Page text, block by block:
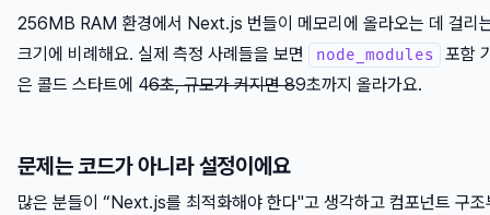
256MB RAM 환경에서 Next.js 번들이 메모리에 올라오는 데 걸리
크기에 비례해요. 실제 측정 사례들을 보면
node_modules
포함
은 콜드 스타트에 46초, 규모가 커지면 89초까지 올라가요.
문제는 코드가 아니라 설정이에요
많은 분들이 “Next.js를 최적화해야 한다"고 생각하고 컴포넌트 구조